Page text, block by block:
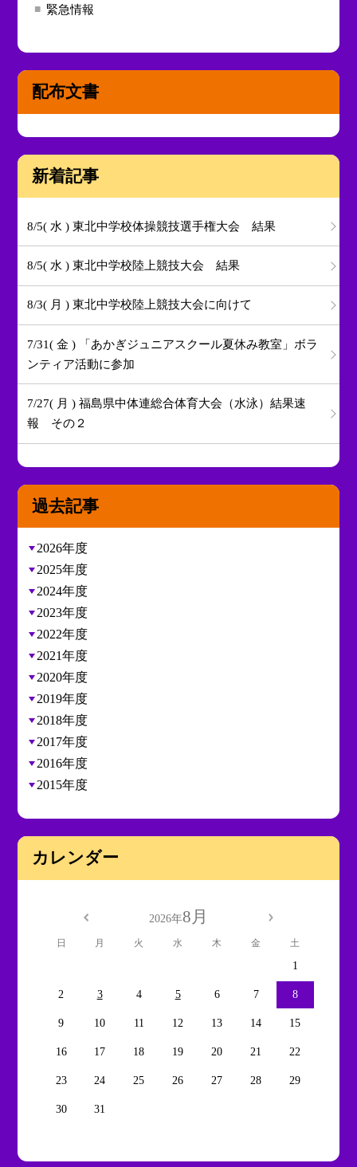
緊急情報
配布文書
新着記事
8/5( 水 ) 東北中学校体操競技選手権大会 結果
8/5( 水 ) 東北中学校陸上競技大会 結果
8/3( 月 ) 東北中学校陸上競技大会に向けて
7/31( 金 ) 「あかぎジュニアスクール夏休み教室」ボラ
ンティア活動に参加
7/27( 月 ) 福島県中体連総合体育大会（水泳）結果速
報 その２
過去記事
2026年度
2025年度
2024年度
2023年度
2022年度
2021年度
2020年度
2019年度
2018年度
2017年度
2016年度
2015年度
カレンダー
2026年8月
日 月 火 水 木 金 土
1
2 3 4 5 6 7 8
9 10 11 12 13 14 15
16 17 18 19 20 21 22
23 24 25 26 27 28 29
30 31